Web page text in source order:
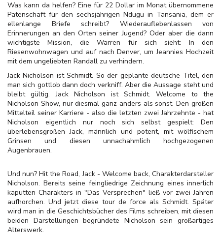
Was kann da helfen? Eine für 22 Dollar im Monat übernommene
Patenschaft für den sechsjährigen Ndugu in Tansania, dem er
ellenlange Briefe schreibt? Wiederauflebenlassen von
Erinnerungen an den Orten seiner Jugend? Oder aber die dann
wichtigste Mission, die Warren für sich sieht: In den
Riesenwohnwagen und auf nach Denver, um Jeannies Hochzeit
mit dem ungeliebten Randall zu verhindern.
Jack Nicholson ist Schmidt. So der geplante deutsche Titel, den
man sich gottlob dann doch verkniff. Aber die Aussage steht und
bleibt gültig. Jack Nicholson ist Schmidt. Welcome to the
Nicholson Show, nur diesmal ganz anders als sonst. Den großen
Mittelteil seiner Karriere - also die letzten zwei Jahrzehnte - hat
Nicholson eigentlich nur noch sich selbst gespielt: Den
überlebensgroßen Jack, männlich und potent, mit wölfischem
Grinsen und diesen unnachahmlich hochgezogenen
Augenbrauen.
Und nun? Hit the Road, Jack - Welcome back, Charakterdarsteller
Nicholson. Bereits seine feingliedrige Zeichnung eines innerlich
kaputten Charakters in "Das Versprechen" ließ vor zwei Jahren
aufhorchen. Und jetzt diese tour de force als Schmidt. Später
wird man in die Geschichtsbücher des Films schreiben, mit diesen
beiden Darstellungen begründete Nicholson sein großartiges
Alterswerk.